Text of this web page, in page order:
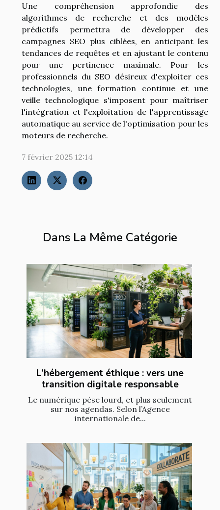
Dans La Même Catégorie
L’hébergement éthique : vers une
transition digitale responsable
Le numérique pèse lourd, et plus seulement
sur nos agendas. Selon l’Agence
internationale de...
Une compréhension approfondie des
algorithmes de recherche et des modèles
prédictifs permettra de développer des
campagnes SEO plus ciblées, en anticipant les
tendances de requêtes et en ajustant le contenu
pour une pertinence maximale. Pour les
professionnels du SEO désireux d'exploiter ces
technologies, une formation continue et une
veille technologique s'imposent pour maîtriser
l'intégration et l'exploitation de l'apprentissage
automatique au service de l'optimisation pour les
moteurs de recherche.
7 février 2025 12:14